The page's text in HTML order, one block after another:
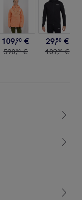
109,90 €
590,00 €
29,50 €
109,00 €